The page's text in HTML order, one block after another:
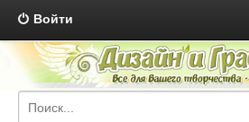
Войти